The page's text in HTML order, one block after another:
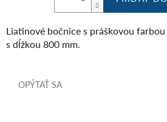
Liatinové bočnice s práškovou
s dĺžkou 800 mm.
OPÝTAŤ SA